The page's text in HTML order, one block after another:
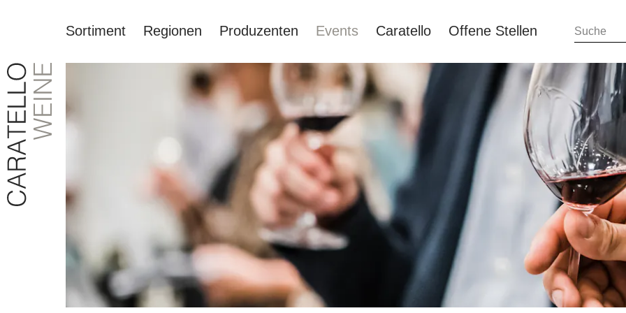
Zur Hauptnavigation springen
Sortiment Regionen Produzenten Events Caratello Offene Stellen